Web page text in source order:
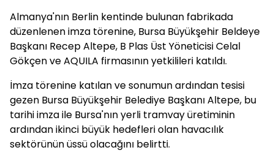
Almanya'nın Berlin kentinde bulunan fabrikada
düzenlenen imza törenine, Bursa Büyükşehir Beldeye
Başkanı Recep Altepe, B Plas Üst Yöneticisi Celal
Gökçen ve AQUILA firmasının yetkilileri katıldı.
İmza törenine katılan ve sonumun ardından tesisi
gezen Bursa Büyükşehir Belediye Başkanı Altepe, bu
tarihi imza ile Bursa'nın yerli tramvay üretiminin
ardından ikinci büyük hedefleri olan havacılık
sektörünün üssü olacağını belirtti.